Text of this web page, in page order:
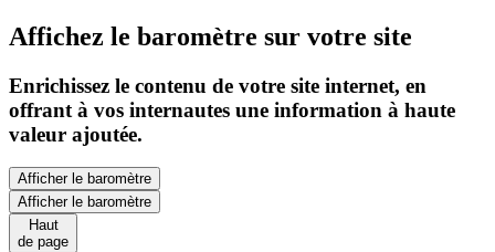
Affichez le baromètre sur votre site
Enrichissez le contenu de votre site internet, en
offrant à vos internautes une information à haute
valeur ajoutée.
Afficher le baromètre
Afficher le baromètre
Haut
de page